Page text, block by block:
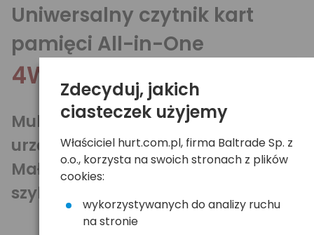
Uniwersalny czytnik kart
pamięci All-in-One
4World 03274
Multi czytnik kart pamięci dla
urządzeń przenośnych.
Mały, najbardziej uniwersalny, o
szybkim transferze.
Zdecyduj, jakich
ciasteczek użyjemy
Właściciel hurt.com.pl, firma Baltrade Sp. z
o.o., korzysta na swoich stronach z plików
cookies:
wykorzystywanych do analizy ruchu
na stronie